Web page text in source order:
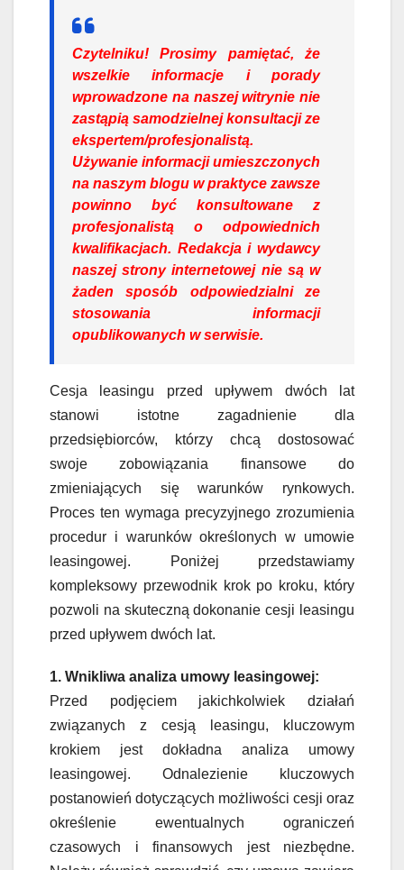
Czytelniku! Prosimy pamiętać, że
wszelkie informacje i porady
wprowadzone na naszej witrynie nie
zastąpią samodzielnej konsultacji ze
ekspertem/profesjonalistą.
Używanie informacji umieszczonych
na naszym blogu w praktyce zawsze
powinno być konsultowane z
profesjonalistą o odpowiednich
kwalifikacjach. Redakcja i wydawcy
naszej strony internetowej nie są w
żaden sposób odpowiedzialni ze
stosowania informacji
opublikowanych w serwisie.
Cesja leasingu przed upływem dwóch lat
stanowi istotne zagadnienie dla
przedsiębiorców, którzy chcą dostosować
swoje zobowiązania finansowe do
zmieniających się warunków rynkowych.
Proces ten wymaga precyzyjnego zrozumienia
procedur i warunków określonych w umowie
leasingowej. Poniżej przedstawiamy
kompleksowy przewodnik krok po kroku, który
pozwoli na skuteczną dokonanie cesji leasingu
przed upływem dwóch lat.
1. Wnikliwa analiza umowy leasingowej:
Przed podjęciem jakichkolwiek działań
związanych z cesją leasingu, kluczowym
krokiem jest dokładna analiza umowy
leasingowej. Odnalezienie kluczowych
postanowień dotyczących możliwości cesji oraz
określenie ewentualnych ograniczeń
czasowych i finansowych jest niezbędne.